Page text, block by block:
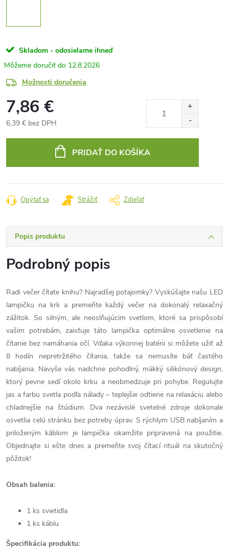
Skladom - odosielame ihneď
12.8.2026
Možnosti doručenia
7,86 €
6,39 € bez DPH
PRIDAŤ DO KOŠÍKA
Opýtať sa Strážiť Zdieľať
Popis produktu
Podrobný popis
Radi večer čítate knihu? Najradšej potajomky? Vyskúšajte našu LED
lampičku na krk a premeňte každý večer na dokonalý relaxačný
zážitok. So silným, ale neoslňujúcim svetlom, ktoré sa prispôsobí
vašim potrebám, zaisťuje táto lampička optimálne osvetlenie na
čítanie bez namáhania očí. Vďaka výkonnej batérii si môžete užiť až
8 hodín nepretržitého čítania, takže sa nemusíte báť častého
nabíjania. Navyše vás nadchne pohodlný, mäkký silikónový design,
ktorý pevne sedí okolo krku a neobmedzuje pri pohybe. Regulujte
jas a farbu svetla podľa nálady – teplejšie odtiene na relaxáciu alebo
chladnejšie na štúdium. Dva nezávislé svetelné zdroje dokonale
osvetlia celú stránku bez potreby úprav. S rýchlym USB nabíjaním a
priloženým káblom je lampička okamžite pripravená na použitie.
Objednajte si ešte dnes a premeňte svoj čítací rituál na skutočný
pôžitok!
Obsah balenia:
1 ks svietidla
1 ks káblu
Špecifikácia produktu: